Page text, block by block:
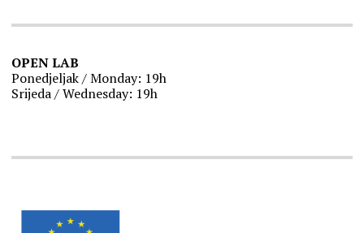
OPEN LAB
Ponedjeljak / Monday: 19h
Srijeda / Wednesday: 19h